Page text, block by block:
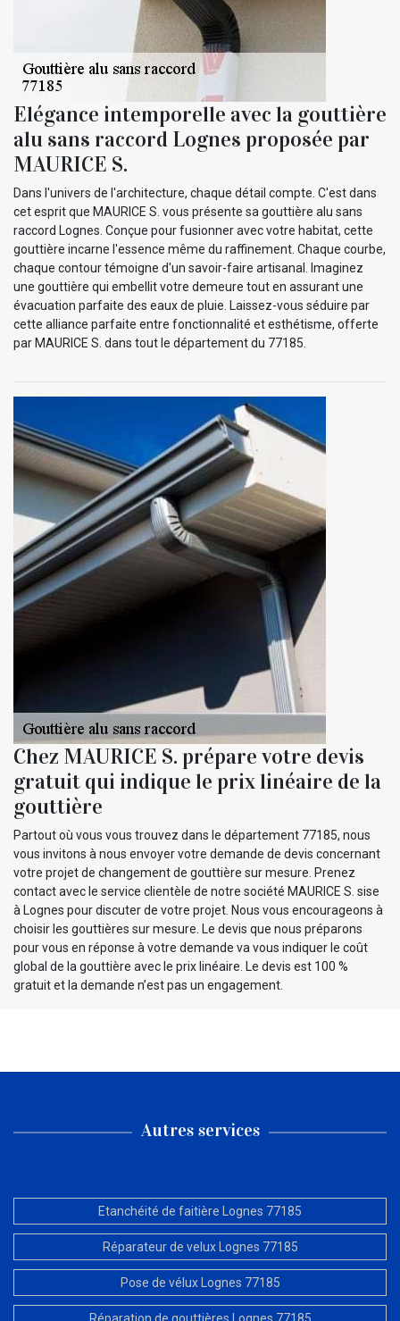
Elégance intemporelle avec la gouttière
alu sans raccord Lognes proposée par
MAURICE S.
Dans l'univers de l'architecture, chaque détail compte. C'est dans
cet esprit que MAURICE S. vous présente sa gouttière alu sans
raccord Lognes. Conçue pour fusionner avec votre habitat, cette
gouttière incarne l'essence même du raffinement. Chaque courbe,
chaque contour témoigne d'un savoir-faire artisanal. Imaginez
une gouttière qui embellit votre demeure tout en assurant une
évacuation parfaite des eaux de pluie. Laissez-vous séduire par
cette alliance parfaite entre fonctionnalité et esthétisme, offerte
par MAURICE S. dans tout le département du 77185.
Chez MAURICE S. prépare votre devis
gratuit qui indique le prix linéaire de la
gouttière
Partout où vous vous trouvez dans le département 77185, nous
vous invitons à nous envoyer votre demande de devis concernant
votre projet de changement de gouttière sur mesure. Prenez
contact avec le service clientèle de notre société MAURICE S. sise
à Lognes pour discuter de votre projet. Nous vous encourageons à
choisir les gouttières sur mesure. Le devis que nous préparons
pour vous en réponse à votre demande va vous indiquer le coût
global de la gouttière avec le prix linéaire. Le devis est 100 %
gratuit et la demande n’est pas un engagement.
Autres services
Etanchéité de faitière Lognes 77185
Réparateur de velux Lognes 77185
Pose de vélux Lognes 77185